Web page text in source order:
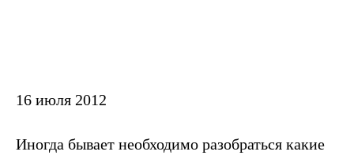
16 июля 2012
Иногда бывает необходимо разобраться какие